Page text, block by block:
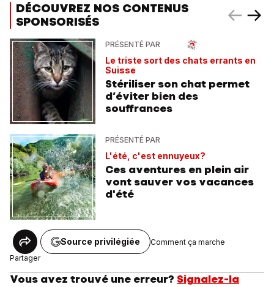
DÉCOUVREZ NOS CONTENUS
SPONSORISÉS
PRÉSENTÉ PAR
Le triste sort des chats errants en
Suisse
Stériliser son chat permet
d’éviter bien des
souffrances
PRÉSENTÉ PAR
L'été, c'est ennuyeux?
Ces aventures en plein air
vont sauver vos vacances
d'été
Partager
Source privilégiée Comment ça marche
Vous avez trouvé une erreur? Signalez-la